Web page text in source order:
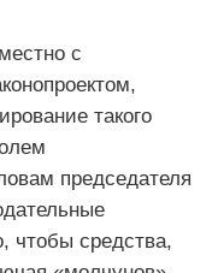
с
такого
председателя
чтобы средства,